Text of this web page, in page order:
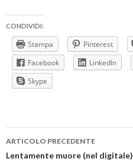
CONDIVIDI:
Stampa Pinterest
Facebook
LinkedIn
Skype
Navigazione
articolo
ARTICOLO PRECEDENTE
Lentamente muore (nel digitale)